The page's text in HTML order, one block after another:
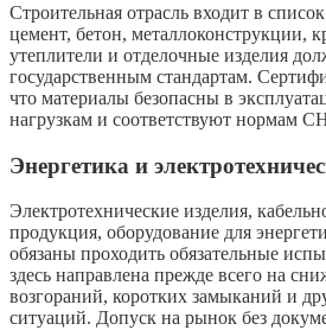
Строительная отрасль входит в
цемент, бетон, металлоконструкции,
утеплители и отделочные изделия
государственным стандартам.
что материалы безопасны в
нагрузкам и соответствуют нормам
Энергетика и
Электротехнические изделия,
продукция, оборудование для
обязаны проходить обязательные
здесь направлена прежде всего на
возгораний, коротких замыканий и
ситуаций. Допуск на рынок без